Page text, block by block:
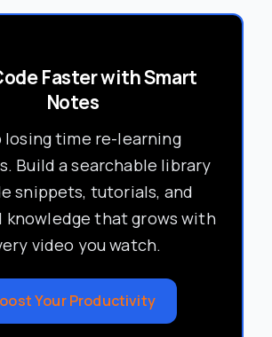
Faster with Smart
Notes
losing time re-learning
Build a searchable library
snippets, tutorials, and
knowledge that grows with
video you watch.
Your Productivity